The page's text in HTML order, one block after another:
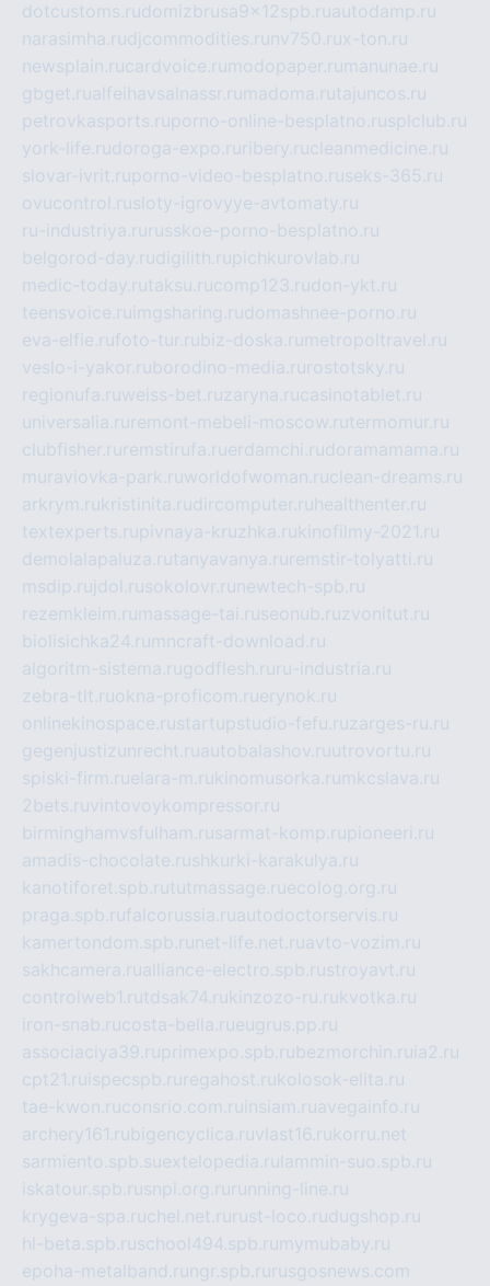
dotcustoms.rudomizbrusa9x12spb.ruautodamp.ru
narasimha.rudjcommodities.ru nv750.rux-ton.ru
newsplain.rucardvoice.ru modopaper.ru manunae.ru
gbget.rualfeihavsalnassr.ru madoma.rutajuncos.ru
petrovkasports.ruporno-online-besplatno.rusplclub.ru
york-life.rudoroga-expo.ru ribery.rucleanmedicine.ru
slovar-ivrit.ruporno-video-besplatno.ruseks-365.ru
ovucontrol.rusloty-igrovyye-avtomaty.ru
ru-industriya.ru russkoe-porno-besplatno.ru
belgorod-day.rudigilith.rupichkurovlab.ru
medic-today.rutaksu.rucomp123.rudon-ykt.ru
teensvoice.ru imgsharing.rudomashnee-porno.ru
eva-elfie.rufoto-tur.rubiz-doska.ru metropoltravel.ru
veslo-i-yakor.ruborodino-media.ru rostotsky.ru
regionufa.ruweiss-bet.ruzaryna.rucasinotablet.ru
universalia.ru remont-mebeli-moscow.rutermomur.ru
clubfisher.ru remstirufa.ruerdamchi.rudoramamama.ru
muraviovka-park.ruworldofwoman.ruclean-dreams.ru
arkrym.rukristinita.rudircomputer.ru healthenter.ru
textexperts.rupivnaya-kruzhka.rukinofilmy-2021.ru
demolalapaluza.rutanyavanya.ru remstir-tolyatti.ru
msdip.ru jdol.rusokolovr.ru newtech-spb.ru
rezemkleim.ru massage-tai.ruseonub.ruzvonitut.ru
biolisichka24.ru mncraft-download.ru
algoritm-sistema.rugodflesh.ru ru-industria.ru
zebra-tlt.ruokna-proficom.ruerynok.ru
onlinekinospace.rustartupstudio-fefu.ruzarges-ru.ru
gegenjustizunrecht.ruautobalashov.ruutrovortu.ru
spiski-firm.ruelara-m.rukinomusorka.ru mkcslava.ru
2bets.ruvintovoykompressor.ru
birminghamvsfulham.rusarmat-komp.rupioneeri.ru
amadis-chocolate.rushkurki-karakulya.ru
kanotiforet.spb.rututmassage.ruecolog.org.ru
praga.spb.rufalcorussia.ruautodoctorservis.ru
kamertondom.spb.ru net-life.net.ruavto-vozim.ru
sakhcamera.rualliance-electro.spb.rustroyavt.ru
controlweb1.rutdsak74.rukinzozo-ru.rukvotka.ru
iron-snab.rucosta-bella.rueugrus.pp.ru
associaciya39.ruprimexpo.spb.rubezmorchin.ru ia2.ru
cpt21.ru ispecspb.ru regahost.rukolosok-elita.ru
tae-kwon.ruconsrio.com.ru insiam.ruavegainfo.ru
archery161.rubigencyclica.ruvlast16.rukorru.net
sarmiento.spb.suextelopedia.ru lammin-suo.spb.ru
iskatour.spb.rusnpi.org.ru running-line.ru
krygeva-spa.ruchel.net.ru rust-loco.rudugshop.ru
hl-beta.spb.ruschool494.spb.ru mymubaby.ru
epoha-metalband.ru ngr.spb.ru rusgosnews.com